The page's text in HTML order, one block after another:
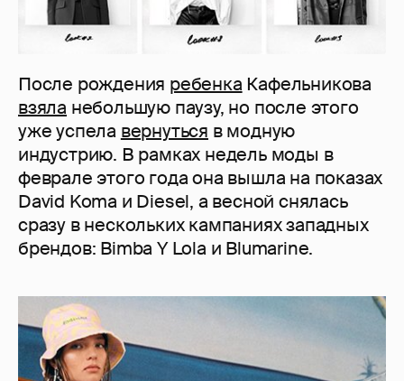
После рождения ребенка Кафельникова
взяла небольшую паузу, но после этого
уже успела вернуться в модную
индустрию. В рамках недель моды в
феврале этого года она вышла на показах
David Koma и Diesel, а весной снялась
сразу в нескольких кампаниях западных
брендов: Bimba Y Lola и Blumarine.